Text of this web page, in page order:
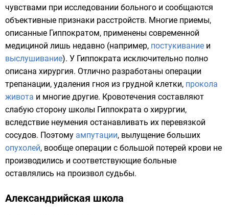
чувствами при исследовании больного и сообщаются
объективные признаки расстройств. Многие приемы,
описанные Гиппократом, применены современной
медициной лишь недавно (например, постукивание и
выслушивание). У Гиппократа исключительно полно
описана хирургия. Отлично разработаны операции
трепанации, удаления гноя из грудной клетки, прокола
живота и многие другие. Кровотечения составляют
слабую сторону школы Гиппократа о хирургии,
вследствие неумения останавливать их перевязкой
сосудов. Поэтому ампутации, вылущение больших
опухолей, вообще операции с большой потерей крови не
производились и соответствующие больные
оставлялись на произвол судьбы.
Александрийская школа